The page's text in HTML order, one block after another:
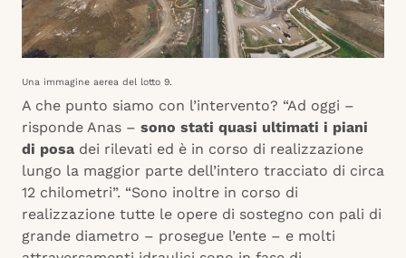
Una immagine aerea del lotto 9.
A che punto siamo con l’intervento? “Ad oggi –
risponde Anas – sono stati quasi ultimati i piani
di posa dei rilevati ed è in corso di realizzazione
lungo la maggior parte dell’intero tracciato di circa
12 chilometri”. “Sono inoltre in corso di
realizzazione tutte le opere di sostegno con pali di
grande diametro – prosegue l’ente – e molti